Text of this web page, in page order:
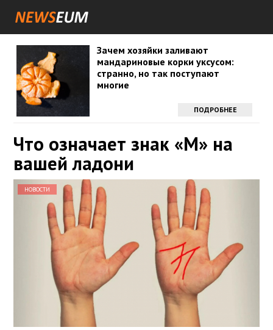
Зачем хозяйки заливают
мандариновые корки уксусом:
странно, но так поступают
многие
ПОДРОБНЕЕ
Что означает знак «М» на
вашей ладони
НОВОСТИ